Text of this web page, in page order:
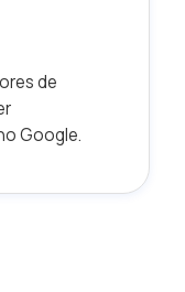
de
Google.